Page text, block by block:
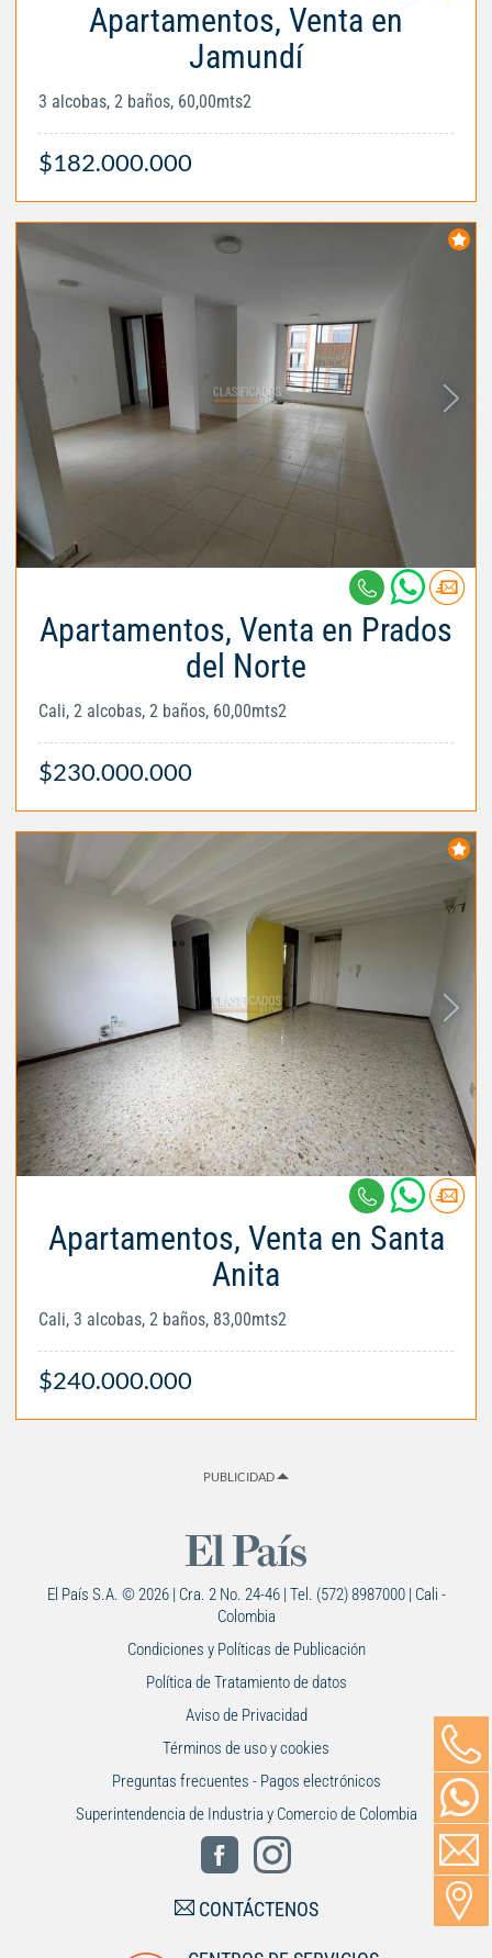
Apartamentos, Venta en
Jamundí
3 alcobas, 2 baños, 60,00mts2
$182.000.000
Apartamentos, Venta en Prados
del Norte
Cali, 2 alcobas, 2 baños, 60,00mts2
$230.000.000
Apartamentos, Venta en Santa
Anita
Cali, 3 alcobas, 2 baños, 83,00mts2
$240.000.000
PUBLICIDAD
El País S.A. © 2026 | Cra. 2 No. 24-46 | Tel. (572) 8987000 | Cali -
Colombia
Condiciones y Políticas de Publicación
Política de Tratamiento de datos
Aviso de Privacidad
Términos de uso y cookies
Preguntas frecuentes - Pagos electrónicos
Superintendencia de Industria y Comercio de Colombia
CONTÁCTENOS